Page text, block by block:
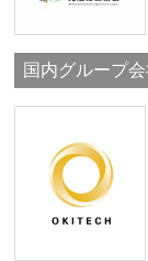
国内グループ